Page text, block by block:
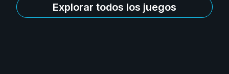
Explorar todos los juegos